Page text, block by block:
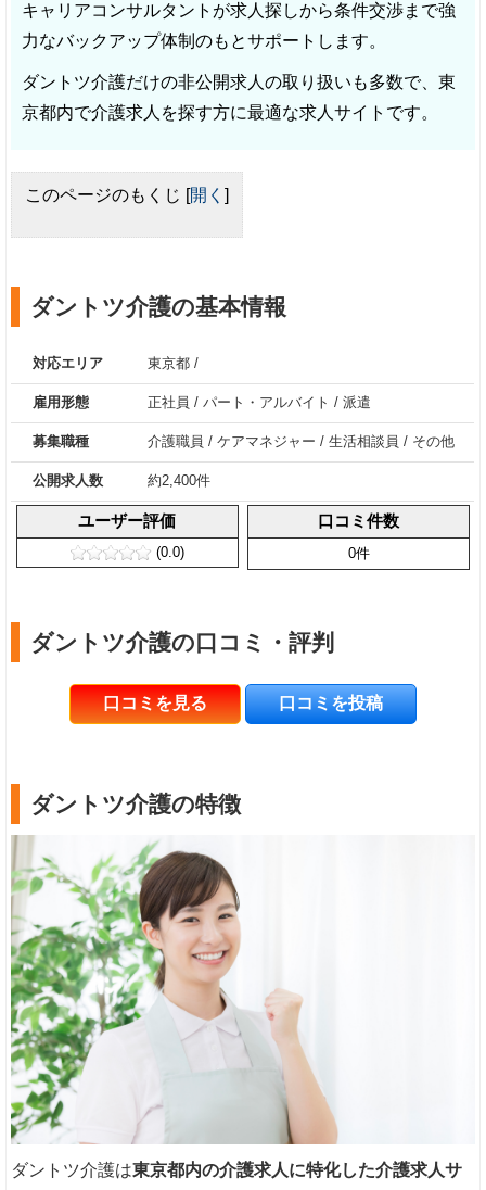
キャリアコンサルタントが求人探しから条件交渉まで強
力なバックアップ体制のもとサポートします。
ダントツ介護だけの非公開求人の取り扱いも多数で、東
京都内で介護求人を探す方に最適な求人サイトです。
このページのもくじ [開く]
ダントツ介護の基本情報
対応エリア 東京都 /
雇用形態 正社員 /パート・アルバイト /派遣
募集職種 介護職員 /ケアマネジャー /生活相談員 / その他
公開求人数 約2,400件
ユーザー評価
(0.0)
口コミ件数
0件
ダントツ介護の口コミ・評判
口コミを見る 口コミを投稿
ダントツ介護の特徴
ダントツ介護は東京都内の介護求人に特化した介護求人サ